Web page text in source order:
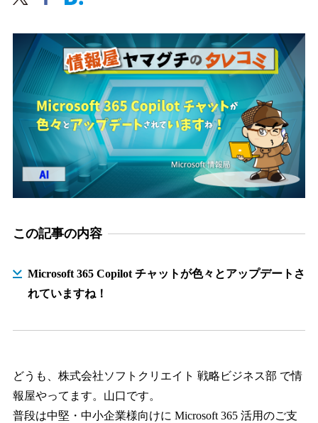
この記事の内容
Microsoft 365 Copilot チャットが色々とアップデートさ
れていますね！
どうも、株式会社ソフトクリエイト 戦略ビジネス部 で情
報屋やってます。山口です。
普段は中堅・中小企業様向けに Microsoft 365 活用のご支